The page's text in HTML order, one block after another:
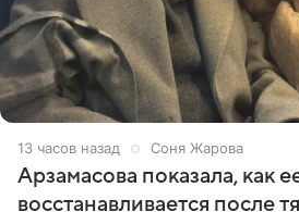
13 часов назад Соня Жарова
Арзамасова показала, как
восстанавливается после